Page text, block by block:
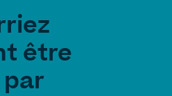
être
par